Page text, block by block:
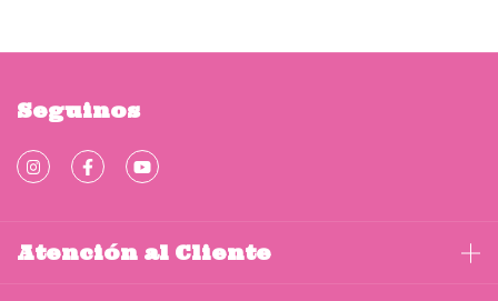
Seguinos
Atención al Cliente